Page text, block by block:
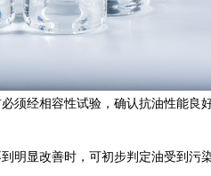
须经相容性试验，确认抗油性能良
明显改善时，可初步判定油受到污